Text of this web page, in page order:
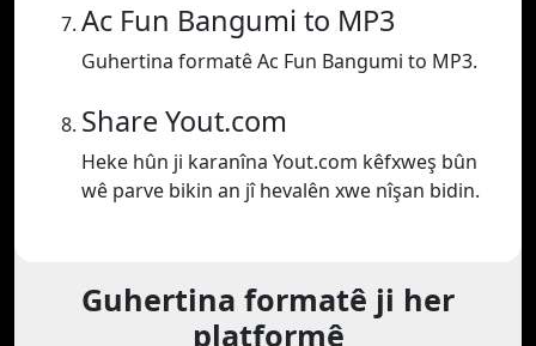
Ac Fun Bangumi to MP3
Guhertina formatê Ac Fun Bangumi to MP3.
Share Yout.com
Heke hûn ji karanîna Yout.com kêfxweş bûn
wê parve bikin an jî hevalên xwe nîşan bidin.
Guhertina formatê ji her
platformê